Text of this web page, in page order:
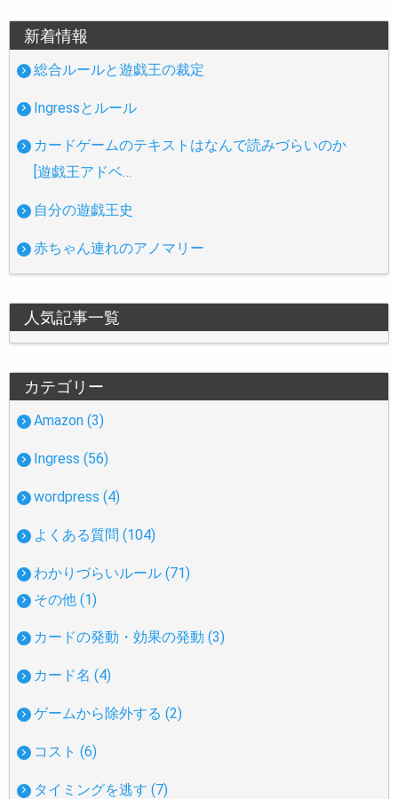
新着情報
総合ルールと遊戯王の裁定
Ingressとルール
カードゲームのテキストはなんで読みづらいのか
[遊戯王アドベ…
自分の遊戯王史
赤ちゃん連れのアノマリー
人気記事一覧
カテゴリー
Amazon (3)
Ingress (56)
wordpress (4)
よくある質問 (104)
わかりづらいルール (71)
その他 (1)
カードの発動・効果の発動 (3)
カード名 (4)
ゲームから除外する (2)
コスト (6)
タイミングを逃す (7)